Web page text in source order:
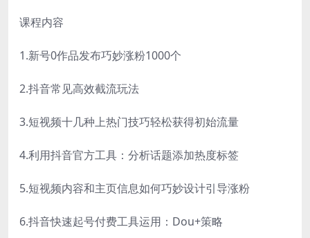
课程内容
1.新号0作品发布巧妙涨粉1000个
2.抖音常见高效截流玩法
3.短视频十几种上热门技巧轻松获得初始流量
4.利用抖音官方工具：分析话题添加热度标签
5.短视频内容和主页信息如何巧妙设计引导涨粉
6.抖音快速起号付费工具运用：Dou+策略